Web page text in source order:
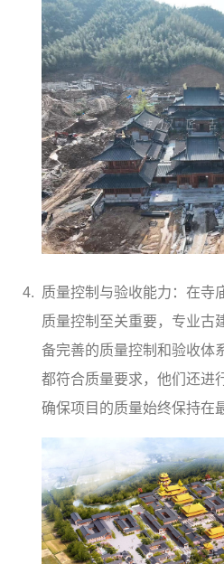
质量控制与验收能力：在寺
质量控制至关重要，专业古
备完善的质量控制和验收体
都符合质量要求，他们还进
确保项目的质量始终保持在